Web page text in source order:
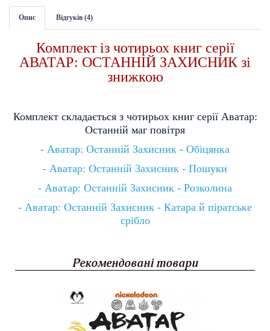
Опис Відгуків (4)
Комплект із чотирьох книг серії
АВАТАР: ОСТАННІЙ ЗАХИСНИК зі
знижкою
Комплект складається з чотирьох книг серії Аватар:
Останній маг повітря
- Аватар: Останній Захисник - Обіцянка
- Аватар: Останній Захисник - Пошуки
- Аватар: Останній Захисник - Розколина
- Аватар: Останній Захисник - Катара й піратське
срібло
Рекомендовані товари